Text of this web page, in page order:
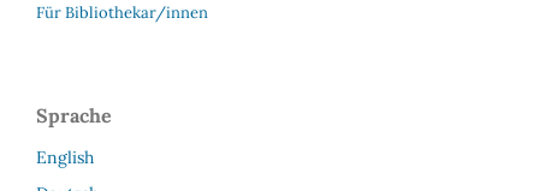
Für Bibliothekar/innen
Sprache
English